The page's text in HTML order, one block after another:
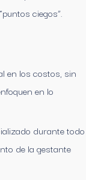
ciegos”.
en los costos, sin
en lo
durante todo
de la gestante